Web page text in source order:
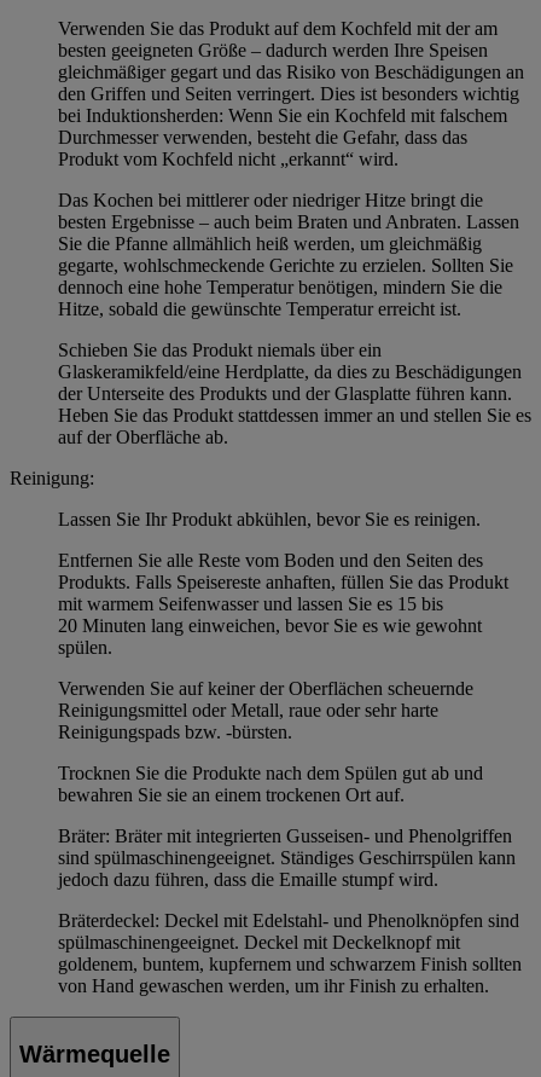
Verwenden Sie das Produkt auf dem Kochfeld mit der am
besten geeigneten Größe – dadurch werden Ihre Speisen
gleichmäßiger gegart und das Risiko von Beschädigungen an
den Griffen und Seiten verringert. Dies ist besonders wichtig
bei Induktionsherden: Wenn Sie ein Kochfeld mit falschem
Durchmesser verwenden, besteht die Gefahr, dass das
Produkt vom Kochfeld nicht „erkannt“ wird.
Das Kochen bei mittlerer oder niedriger Hitze bringt die
besten Ergebnisse – auch beim Braten und Anbraten. Lassen
Sie die Pfanne allmählich heiß werden, um gleichmäßig
gegarte, wohlschmeckende Gerichte zu erzielen. Sollten Sie
dennoch eine hohe Temperatur benötigen, mindern Sie die
Hitze, sobald die gewünschte Temperatur erreicht ist.
Schieben Sie das Produkt niemals über ein
Glaskeramikfeld/eine Herdplatte, da dies zu Beschädigungen
der Unterseite des Produkts und der Glasplatte führen kann.
Heben Sie das Produkt stattdessen immer an und stellen Sie es
auf der Oberfläche ab.
Reinigung:
Lassen Sie Ihr Produkt abkühlen, bevor Sie es reinigen.
Entfernen Sie alle Reste vom Boden und den Seiten des
Produkts. Falls Speisereste anhaften, füllen Sie das Produkt
mit warmem Seifenwasser und lassen Sie es 15 bis
20 Minuten lang einweichen, bevor Sie es wie gewohnt
spülen.
Verwenden Sie auf keiner der Oberflächen scheuernde
Reinigungsmittel oder Metall, raue oder sehr harte
Reinigungspads bzw. -bürsten.
Trocknen Sie die Produkte nach dem Spülen gut ab und
bewahren Sie sie an einem trockenen Ort auf.
Bräter: Bräter mit integrierten Gusseisen- und Phenolgriffen
sind spülmaschinengeeignet. Ständiges Geschirrspülen kann
jedoch dazu führen, dass die Emaille stumpf wird.
Bräterdeckel: Deckel mit Edelstahl- und Phenolknöpfen sind
spülmaschinengeeignet. Deckel mit Deckelknopf mit
goldenem, buntem, kupfernem und schwarzem Finish sollten
von Hand gewaschen werden, um ihr Finish zu erhalten.
Wärmequelle